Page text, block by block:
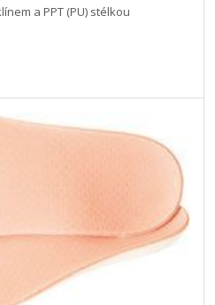
a PPT (PU) stélkou